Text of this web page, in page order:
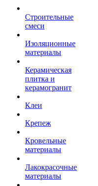
Строительные
смеси
Изоляционные
материалы
Керамическая
плитка и
керамогранит
Клеи
Крепеж
Кровельные
материалы
Лакокрасочные
материалы